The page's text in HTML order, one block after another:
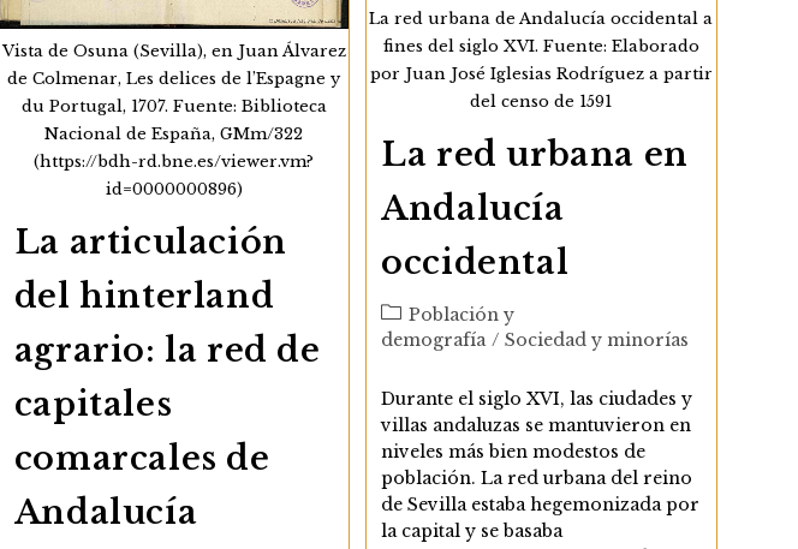
Vista de Osuna (Sevilla), en Juan Álvarez
de Colmenar, Les delices de l’Espagne y
du Portugal, 1707. Fuente: Biblioteca
Nacional de España, GMm/322
(https://bdh-rd.bne.es/viewer.vm?
id=0000000896)
La articulación
del hinterland
agrario: la red de
capitales
comarcales de
Andalucía
La red urbana de Andalucía occidental a
fines del siglo XVI. Fuente: Elaborado
por Juan José Iglesias Rodríguez a partir
del censo de 1591
La red urbana en
Andalucía
occidental
Categoría
de
entrada:
Población y
demografía / Sociedad y minorías
Durante el siglo XVI, las ciudades y
villas andaluzas se mantuvieron en
niveles más bien modestos de
población. La red urbana del reino
de Sevilla estaba hegemonizada por
la capital y se basaba